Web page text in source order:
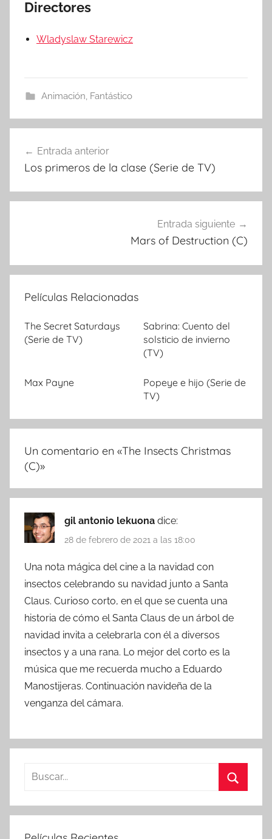
Directores
Wladyslaw Starewicz
Animación, Fantástico
Navegación
de
entradas
Entrada anterior
Los primeros de la clase (Serie de TV)
Entrada siguiente
Mars of Destruction (C)
Películas Relacionadas
The Secret Saturdays
(Serie de TV)
Sabrina: Cuento del
solsticio de invierno
(TV)
Max Payne
Popeye e hijo (Serie de
TV)
Un comentario en «The Insects Christmas
(C)»
gil antonio lekuona dice:
28 de febrero de 2021 a las 18:00
Una nota mágica del cine a la navidad con
insectos celebrando su navidad junto a Santa
Claus. Curioso corto, en el que se cuenta una
historia de cómo el Santa Claus de un árbol de
navidad invita a celebrarla con él a diversos
insectos y a una rana. Lo mejor del corto es la
música que me recuerda mucho a Eduardo
Manostijeras. Continuación navideña de la
venganza del cámara.
s
u